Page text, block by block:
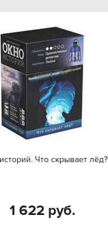
Что скрывает лёд?
1 622 руб.